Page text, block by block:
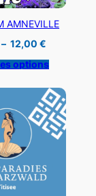
AMNEVILLE
– 12,00€
prix :
9,50 €
12,00 €
options